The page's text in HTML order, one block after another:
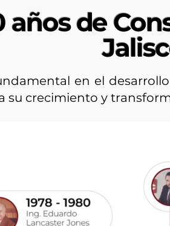
años de
en el
crecimiento y